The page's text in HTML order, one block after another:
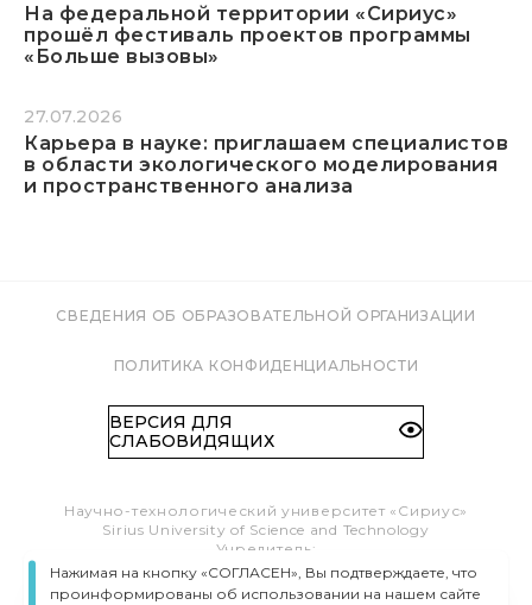
На федеральной территории «Сириус»
прошёл фестиваль проектов программы
«Больше вызовы»
27.07.2026
Карьера в науке: приглашаем специалистов
в области экологического моделирования
и пространственного анализа
СВЕДЕНИЯ ОБ ОБРАЗОВАТЕЛЬНОЙ ОРГАНИЗАЦИИ
ПОЛИТИКА КОНФИДЕНЦИАЛЬНОСТИ
ВЕРСИЯ ДЛЯ
СЛАБОВИДЯЩИХ
Научно-технологический университет «Сириус»
Sirius University of Science and Technology
Учредитель:
Образовательный Фонд «Талант и успех»
Федеральная территория «Сириус»,
Нажимая на кнопку «СОГЛАСЕН», Вы подтверждаете, что
проинформированы об использовании на нашем сайте